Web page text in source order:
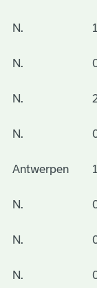
N.
N.
N.
N.
Antwerpen
N.
N.
N.